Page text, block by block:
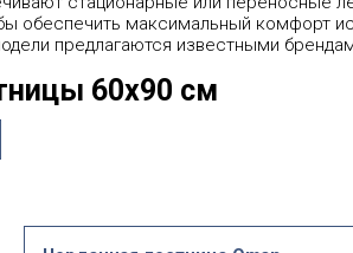
обеспечить максимальный комфорт
предлагаются известными
60х90 см